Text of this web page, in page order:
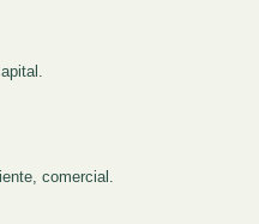
comercial.